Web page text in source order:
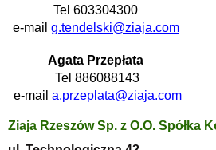
Tel 603304300
e-mail g.tendelski@ziaja.com
Agata Przepłata
Tel 886088143
e-mail a.przeplata@ziaja.com
Ziaja Rzeszów Sp. z O.O. Spółka